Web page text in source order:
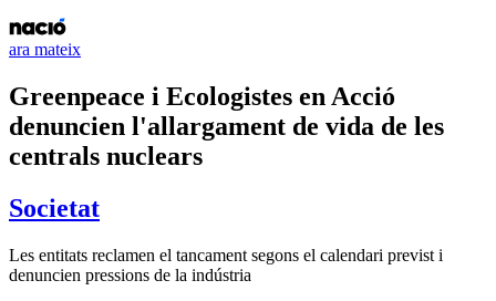
ara mateix
Greenpeace i Ecologistes en Acció
denuncien l'allargament de vida de les
centrals nuclears
Societat
Les entitats reclamen el tancament segons el calendari previst i
denuncien pressions de la indústria